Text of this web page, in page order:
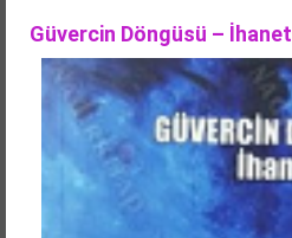
Güvercin Döngüsü – İhanet